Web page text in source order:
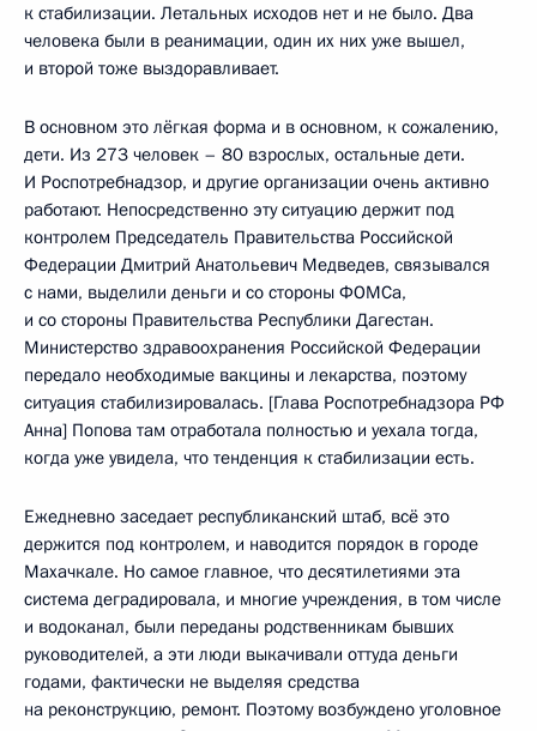
к стабилизации. Летальных исходов нет и не было. Два
человека были в реанимации, один их них уже вышел,
и второй тоже выздоравливает.
В основном это лёгкая форма и в основном, к сожалению,
дети. Из 273 человек – 80 взрослых, остальные дети.
И Роспотребнадзор, и другие организации очень активно
работают. Непосредственно эту ситуацию держит под
контролем Председатель Правительства Российской
Федерации Дмитрий Анатольевич Медведев, связывался
с нами, выделили деньги и со стороны ФОМСа,
и со стороны Правительства Республики Дагестан.
Министерство здравоохранения Российской Федерации
передало необходимые вакцины и лекарства, поэтому
ситуация стабилизировалась. [Глава Роспотребнадзора РФ
Анна] Попова там отработала полностью и уехала тогда,
когда уже увидела, что тенденция к стабилизации есть.
Ежедневно заседает республиканский штаб, всё это
держится под контролем, и наводится порядок в городе
Махачкале. Но самое главное, что десятилетиями эта
система деградировала, и многие учреждения, в том числе
и водоканал, были переданы родственникам бывших
руководителей, а эти люди выкачивали оттуда деньги
годами, фактически не выделяя средства
на реконструкцию, ремонт. Поэтому возбуждено уголовное